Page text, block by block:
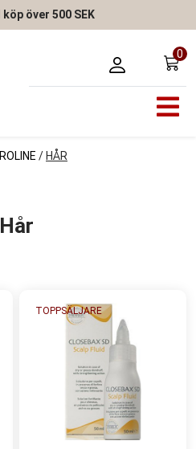
över 500 SEK
0
/ HÅR
Hår
TOPPSÄLJARE